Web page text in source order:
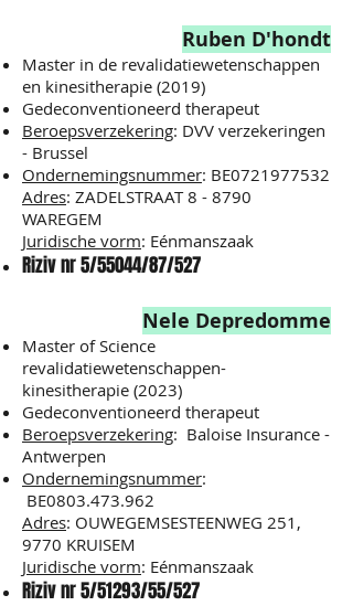
Ruben D'hondt
Master in de revalidatiewetenschappen
en kinesitherapie (2019)
Gedeconventioneerd therapeut
Beroepsverzekering: DVV verzekeringen
- Brussel
Ondernemingsnummer: BE0721977532
Adres: ZADELSTRAAT 8 - 8790
WAREGEM
Juridische vorm: Eénmanszaak
Riziv nr 5/55044/87/527
Nele Depredomme
Master of Science
revalidatiewetenschappen-
kinesitherapie (2023)
Gedeconventioneerd therapeut
Beroepsverzekering: Baloise Insurance -
Antwerpen
Ondernemingsnummer:
BE0803.473.962
Adres: OUWEGEMSESTEENWEG 251,
9770 KRUISEM
Juridische vorm: Eénmanszaak
Riziv nr 5/51293/55/527